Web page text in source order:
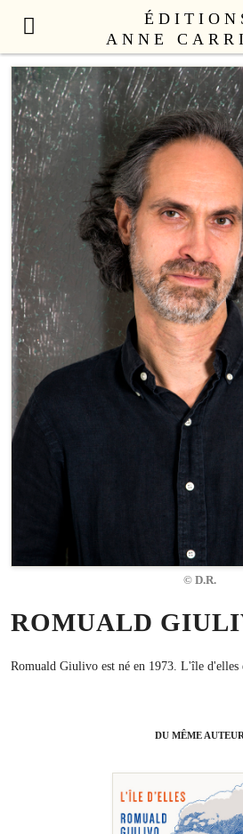
ANNE
NOUVEAUTÉS
LITTÉRATURE FRANÇAISE
LITTÉRATURE ÉTRANGÈRE
NON FICTION
ANNE CARRIÈRE UNIVERS
SEX APPEAL
CATALOGUE
AUTEURS
LE COLLECTIF
CONTACT
PROFESSIONNELS
© D.R.
ROMUALD
Romuald Giulivo est né en 1973. L'île d'elles
DU MÊME AUTEUR